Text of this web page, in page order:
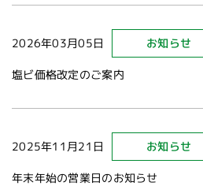
2026年03月05日 お知らせ
塩ビ価格改定のご案内
2025年11月21日 お知らせ
年末年始の営業日のお知らせ